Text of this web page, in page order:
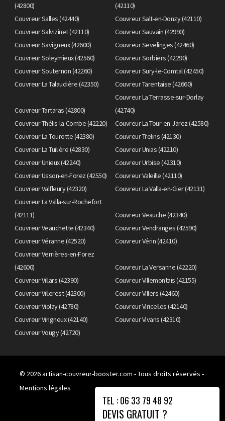
(42800)
(42110)
Couvreur Salles (42440)
Couvreur Salt-en-Donzy (42110)
Couvreur Salvizinet (42110)
Couvreur Sauvain (42990)
Couvreur Savigneux (42600)
Couvreur Sevelinges (42460)
Couvreur Soleymieux (42560)
Couvreur Sorbiers (42290)
Couvreur Souternon (42260)
Couvreur Sury-le-Comtal (42450)
Couvreur La Talaudière (42350)
Couvreur Tarentaise (42660)
Couvreur Tartaras (42800)
Couvreur La Terrasse-sur-Dorlay
(42740)
Couvreur Thélis-la-Combe (42220)
Couvreur La Tour-en-Jarez (42580)
Couvreur La Tourette (42380)
Couvreur Trelins (42130)
Couvreur La Tuilière (42830)
Couvreur Unias (42210)
Couvreur Unieux (42240)
Couvreur Urbise (42310)
Couvreur Usson-en-Forez (42550)
Couvreur Valeille (42110)
Couvreur Valfleury (42320)
Couvreur La Valla-en-Gier (42131)
Couvreur La Valla-sur-Rochefort
(42111)
Couvreur Veauche (42340)
Couvreur Veauchette (42340)
Couvreur Vendranges (42590)
Couvreur Véranne (42520)
Couvreur Vérin (42410)
Couvreur Verrières-en-Forez
(42600)
Couvreur La Versanne (42220)
Couvreur Villars (42390)
Couvreur Villemontais (42155)
Couvreur Villerest (42300)
Couvreur Villers (42460)
Couvreur Violay (42780)
Couvreur Viricelles (42140)
Couvreur Virigneux (42140)
Couvreur Vivans (42310)
Couvreur Vougy (42720)
TEL : 06 33 79 48 92
DEVIS GRATUIT ?
© 2026artisan-couvreur-booster.com - Tous droits réservés -
Mentions légales